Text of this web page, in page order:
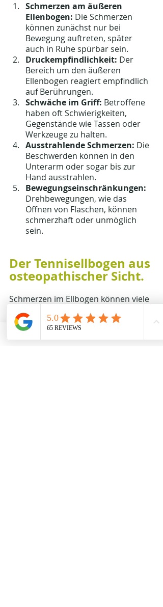
Schmerzen am äußeren
Ellenbogen: Die Schmerzen
können zunächst nur bei
Bewegung auftreten, später
auch in Ruhe spürbar sein.
Druckempfindlichkeit: Der
Bereich um den äußeren
Ellenbogen reagiert empfindlich
auf Berührungen.
Schwäche im Griff: Betroffene
haben oft Schwierigkeiten,
Gegenstände wie Tassen oder
Werkzeuge zu halten.
Ausstrahlende Schmerzen: Die
Beschwerden können in den
Unterarm oder sogar bis zur
Hand ausstrahlen.
Bewegungseinschränkungen:
Drehbewegungen, wie das
Öffnen von Flaschen, können
schmerzhaft oder unmöglich
sein.
Der Tennisellbogen aus
osteopathischer Sicht.
Schmerzen im Ellbogen können viele
wichtig, den Auslöser für die
Beschwerden zu finden. Hier kommt
man an einer umfassenden